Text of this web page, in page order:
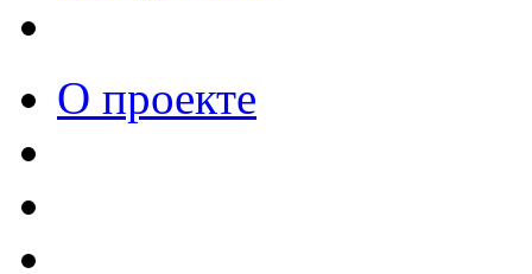
О проекте